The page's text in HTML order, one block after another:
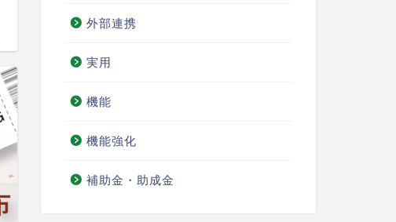
外部連携
実用
機能
機能強化
補助金・助成金